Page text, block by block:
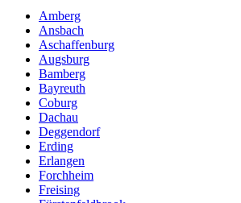
Amberg
Ansbach
Aschaffenburg
Augsburg
Bamberg
Bayreuth
Coburg
Dachau
Deggendorf
Erding
Erlangen
Forchheim
Freising